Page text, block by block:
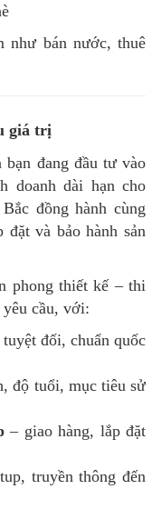
như bán nước, thuê
giá trị
bạn đang đầu tư vào
doanh dài hạn cho
đồng hành cùng
và bảo hành sản
thiết kế – thi
yêu cầu, với:
tuyệt đối, chuẩn quốc
độ tuổi, mục tiêu sử
– giao hàng, lắp đặt
truyền thông đến